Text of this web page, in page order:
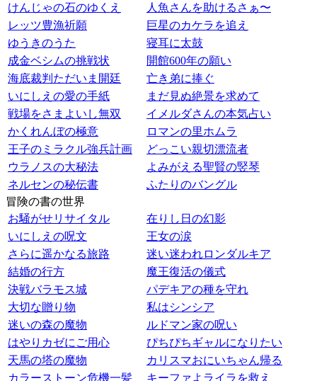
けんじゃの石のゆくえ
人魚さんを助けるさぁ〜
レッツ豊漁祈願
巨星のカケラを追え
ゆうきのうた
寝耳に太鼓
成金ベシムの挑戦状
開館600年の願い
海底裁判ただいま開廷
亡き弟に捧ぐ
いにしえの愛の手紙
まだ見ぬ絶景を求めて
戦場をさまよいし無双
イメルダさんの本気占い
かくれんぼの極意
ロマンの里ホムラ
王子のミラクル強兵計画
どっこい親切漂流者
ウラノスの大秘法
よみがえる聖賢の竪琴
ネルセンの秘伝書
ふたりのバングル
冒険の書の世界
お騒がせリサイタル
在りし日の幻影
いにしえの呪文
王女の涙
さらに遥かなる旅路
迷い迷われロンダルキア
結婚の行方
魔王復活の儀式
決戦バラモス城
パデキアの種を守れ
大切な贈り物
私はシンシア
迷いの森の魔物
ルドマン家の呪い
はやりカゼにご用心
ぴちぴちギャルになりたい
天馬の塔の魔物
カリスマおにいちゃん帰る
カラーストーン危機一髪
キーファよライラを救え